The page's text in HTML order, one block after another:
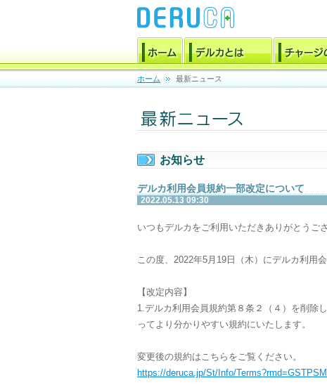
ホーム 最新ニュース
お知らせ
デルカ利用会員規約一部改定について
2022.05.13 09:30
いつもデルカをご利用いただきありがとうご
この度、2022年5月19日（木）にデルカ利用
【改定内容】
1.デルカ利用会員規約第８条２（４）を削除
ってより分かりやすい規約にいたします。
変更後の規約はこちらをご覧ください。
https://deruca.jp/St/Info/